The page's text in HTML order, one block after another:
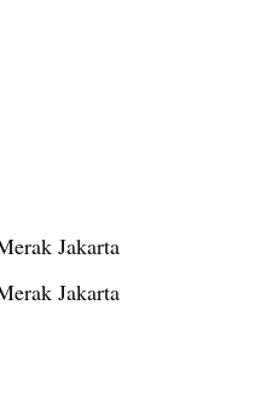
Jakarta
Jakarta